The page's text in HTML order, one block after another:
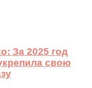
За 2025 год
свою